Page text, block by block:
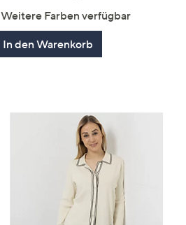
5
Weitere Farben verfügbar
In den Warenkorb